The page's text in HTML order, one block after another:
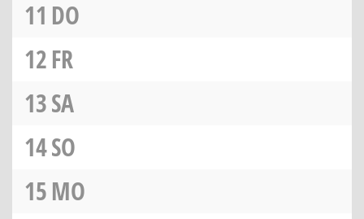
11 DO
12FR
13SA
14SO
15MO